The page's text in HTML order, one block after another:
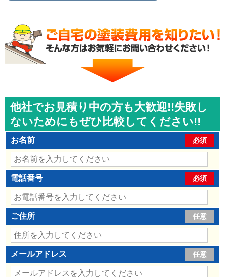
他社でお見積り中の方も大歓迎!!失敗し
ないためにもぜひ比較してください!!
お名前 必須
電話番号 必須
ご住所 任意
メールアドレス 任意